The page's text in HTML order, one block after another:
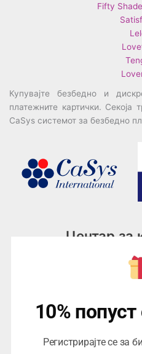
Fifty
Купувајте безбедно и
платежните картички. Секоја
CaSys системот за безбедно
Центар за
Саб –
10%
Регистрирајте се за